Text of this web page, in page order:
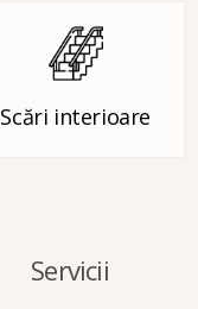
Scări interioare
Servicii